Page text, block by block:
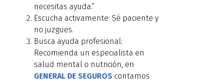
necesitas ayuda.”
Escucha activamente: Sé paciente y
no juzgues.
Busca ayuda profesional:
Recomienda un especialista en
salud mental o nutrición, en
GENERAL DE SEGUROS contamos